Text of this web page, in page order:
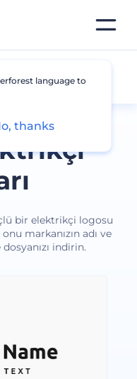
bir elektrikçi logosu
markanızın adı ve
indirin.
language to
thanks